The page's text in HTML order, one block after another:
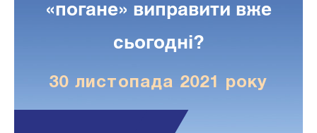
«погане» виправити вже
сьогодні?
30 листопада 2021 року